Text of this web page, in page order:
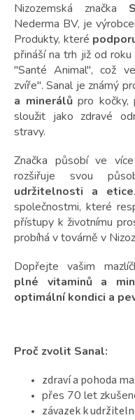
Nizozemská značka
Nederma BV, je
Produkty, které
přináší na trh již od
"Santé Animal", což
zvíře". Sanal je známý
a minerálůpro kočky,
sloužit jako zdravé
stravy.
Značka působí ve
rozšiřuje svou
udržitelnosti a etice
společnostmi, které
přístupy k životnímu
probíhá v továrně v
Dopřejte vašim
plné vitaminů a
optimální kondici a
Proč zvolit Sanal:
zdraví a pohoda
přes 70 let
závazek k